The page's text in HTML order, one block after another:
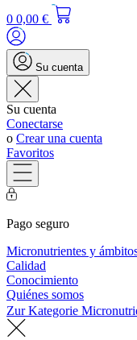
0 0,00 €
Su cuenta
Su cuenta
Conectarse
o Crear una cuenta
Favoritos
Pago seguro
Micronutrientes y
Calidad
Conocimiento
Quiénes somos
Zur Kategorie